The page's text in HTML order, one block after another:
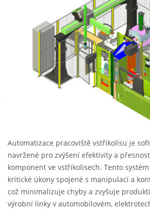
Automatizace pracoviště vstřikolisu je
navržené pro zvýšení efektivity a
komponent ve vstřikolisech. Tento
kritické úkony spojené s manipulací a
což minimalizuje chyby a zvyšuje
výrobní linky v automobilovém,